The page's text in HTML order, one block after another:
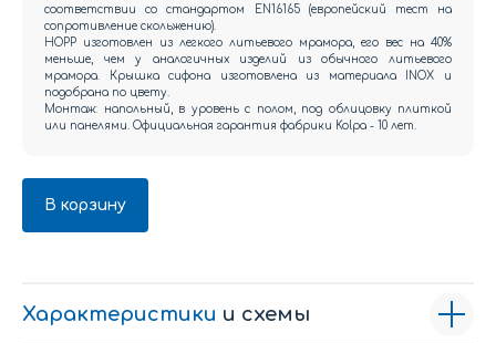
соответствии со стандартом EN16165 (европейский тест на
сопротивление скольжению).
HOPP изготовлен из легкого литьевого мрамора, его вес на 40%
меньше, чем у аналогичных изделий из обычного литьевого
мрамора. Крышка сифона изготовлена из материала INOX и
подобрана по цвету.
Монтаж: напольный, в уровень с полом, под облицовку плиткой
или панелями. Официальная гарантия фабрики Kolpa - 10 лет.
В корзину
Характеристики и схемы